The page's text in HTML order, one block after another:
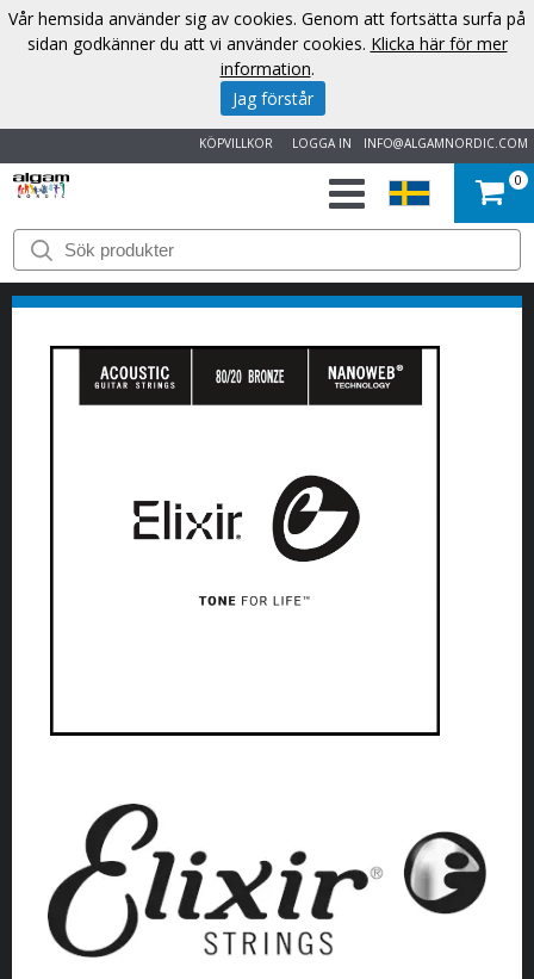
INFO@ALGAMNORDIC.COM
LOGGA IN
KÖPVILLKOR
START
VARUMÄRKEN
NYHETER
KONTAKT
0
Vår hemsida använder sig av cookies. Genom att fortsätta surfa på
sidan godkänner du att vi använder cookies. Klicka här för mer
information.
Jag förstår